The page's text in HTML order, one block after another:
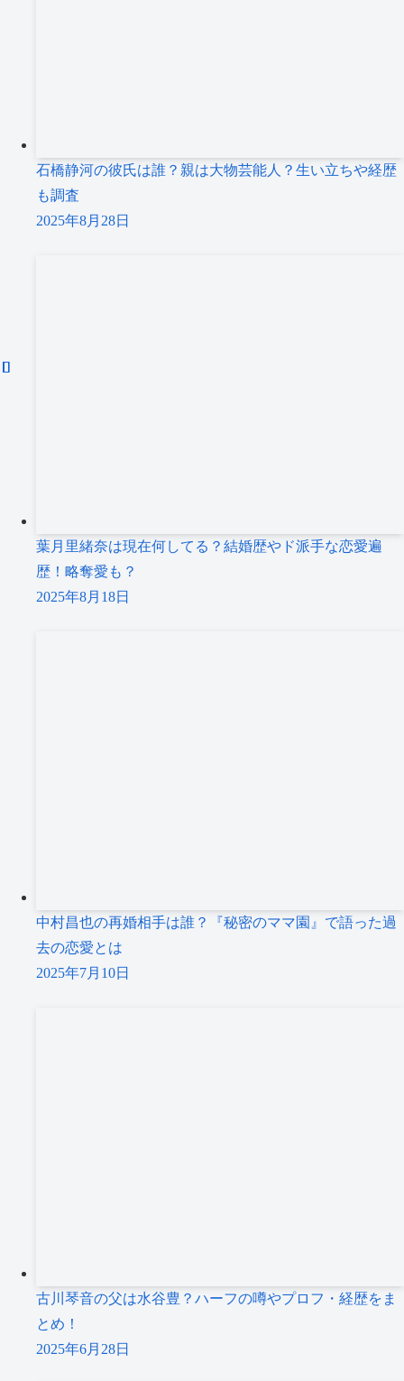
石橋静河の彼氏は誰？親は大物芸能人？生い立ちや経歴
も調査
2025年8月28日
葉月里緒奈は現在何してる？結婚歴やド派手な恋愛遍
歴！略奪愛も？
2025年8月18日
中村昌也の再婚相手は誰？『秘密のママ園』で語った過
去の恋愛とは
2025年7月10日
古川琴音の父は水谷豊？ハーフの噂やプロフ・経歴をま
とめ！
2025年6月28日